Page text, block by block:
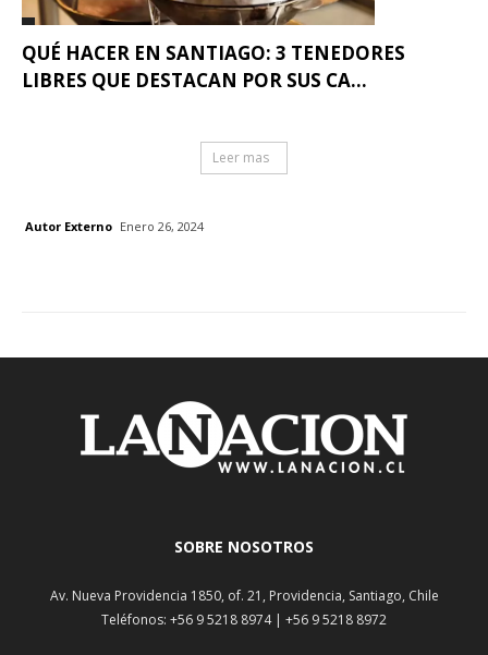
QUÉ HACER EN SANTIAGO: 3 TENEDORES
LIBRES QUE DESTACAN POR SUS CA...
Leer mas
Autor Externo Enero 26, 2024
SOBRE NOSOTROS
Av. Nueva Providencia 1850, of. 21, Providencia, Santiago, Chile
Teléfonos: +56 9 5218 8974 | +56 9 5218 8972